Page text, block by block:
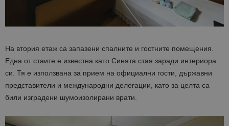
На втория етаж са запазени спалните и гостните помещения.
Една от стаите е известна като Синята стая заради интериора
си. Тя е използвана за прием на официални гости, държавни
представители и международни делегации, като за целта са
били изградени шумоизолирани врати.